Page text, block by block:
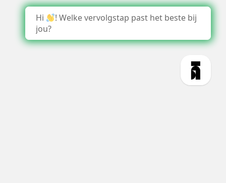
Hi
! Welke vervolgstap past het beste bij
jou?